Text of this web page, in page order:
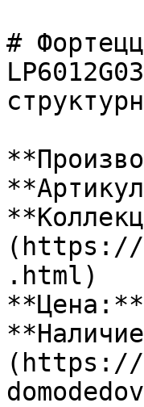
#
(https://
.html)
(https://